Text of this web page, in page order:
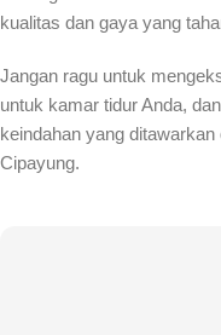
kualitas dan gaya yang
Jangan ragu untuk
untuk kamar tidur Anda,
keindahan yang
Cipayung.